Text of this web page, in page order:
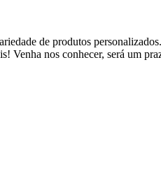
de produtos
Venha nos conhecer, será um